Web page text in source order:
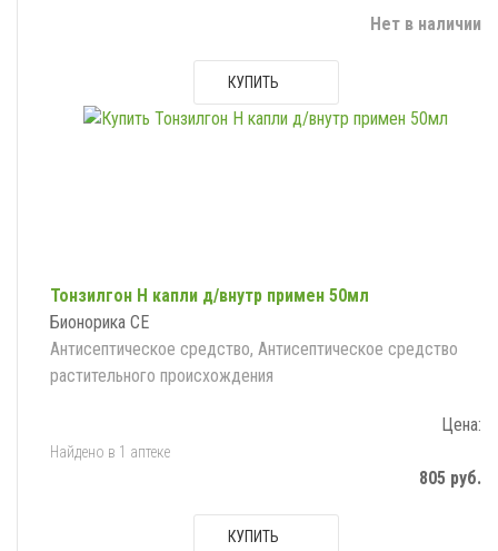
Нет в наличии
КУПИТЬ
Тонзилгон Н капли д/внутр примен 50мл
Бионорика СЕ
Антисептическое средство, Антисептическое средство
растительного происхождения
Цена:
Найдено в 1 аптеке
805 руб.
КУПИТЬ